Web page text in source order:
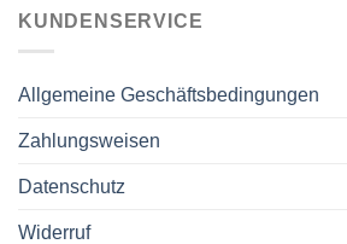
KUNDENSERVICE
Allgemeine Geschäftsbedingungen
Zahlungsweisen
Datenschutz
Widerruf